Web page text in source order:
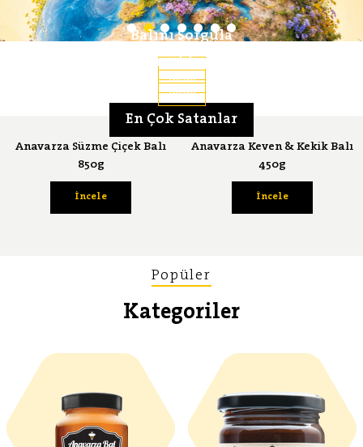
Balını Sorgula
İncele
İncele
Bal Ansiklopedisi
İncele
En Çok Satanlar
Anavarza Süzme Çiçek Balı
850g
İncele
Anavarza Keven & Kekik Balı
450g
İncele
Popüler
Kategoriler